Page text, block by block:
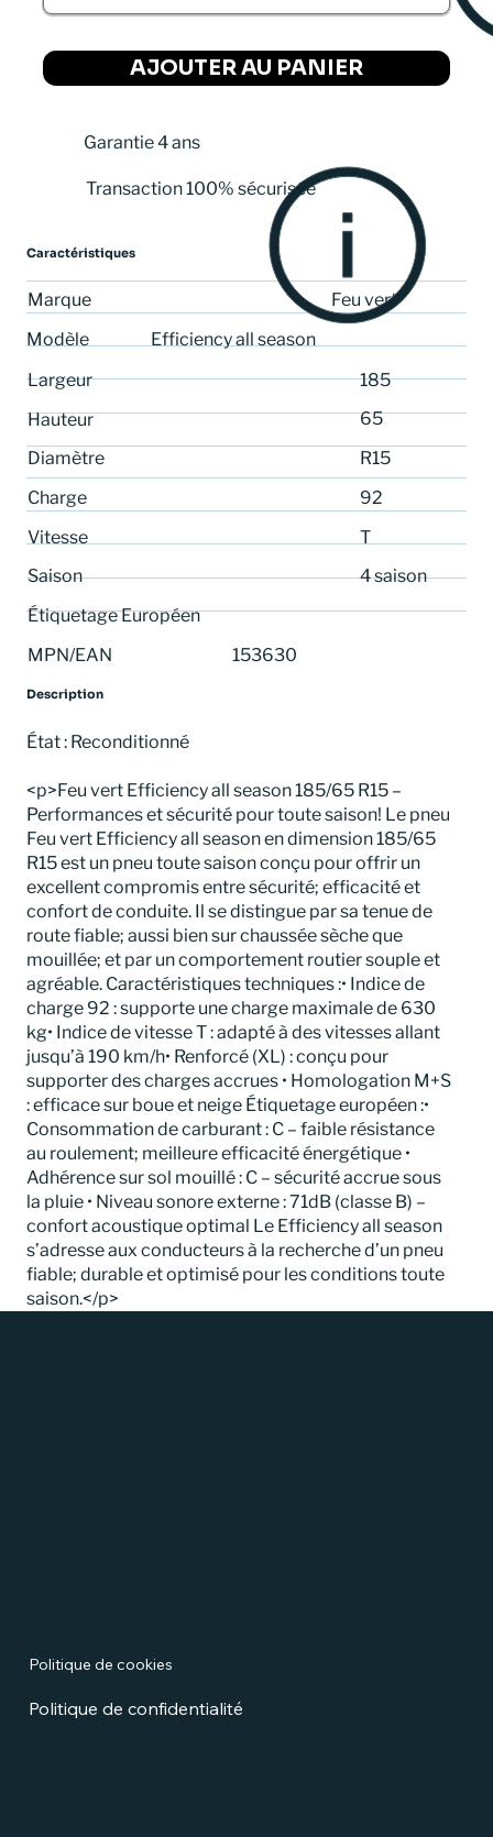
153630
MPN/EAN
Étiquetage Européen
4 saison
Saison
T
Vitesse
92
Charge
R15
Diamètre
65
Hauteur
185
Largeur
Modèle
Feu vert
Marque
Efficiency all season
État : Reconditionné
<p>Feu vert Efficiency all season 185/65 R15 –
Performances et sécurité pour toute saison! Le pneu
Feu vert Efficiency all season en dimension 185/65
R15 est un pneu toute saison conçu pour offrir un
excellent compromis entre sécurité; efficacité et
confort de conduite. Il se distingue par sa tenue de
route fiable; aussi bien sur chaussée sèche que
mouillée; et par un comportement routier souple et
agréable. Caractéristiques techniques :• Indice de
charge 92 : supporte une charge maximale de 630
kg• Indice de vitesse T : adapté à des vitesses allant
jusqu’à 190 km/h• Renforcé (XL) : conçu pour
supporter des charges accrues • Homologation M+S
: efficace sur boue et neige Étiquetage européen :•
Consommation de carburant : C – faible résistance
au roulement; meilleure efficacité énergétique •
Adhérence sur sol mouillé : C – sécurité accrue sous
la pluie • Niveau sonore externe : 71dB (classe B) –
confort acoustique optimal Le Efficiency all season
s’adresse aux conducteurs à la recherche d’un pneu
fiable; durable et optimisé pour les conditions toute
saison.</p>
Description
Caractéristiques
AJOUTER AU PANIER
Garantie 4 ans
Transaction 100% sécurisée
Politique de cookies
Politique de confidentialité